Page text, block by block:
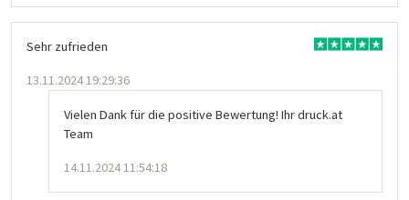
Sehr zufrieden
13.11.2024 19:29:36
Vielen Dank für die positive Bewertung! Ihr druck.at
Team
14.11.2024 11:54:18